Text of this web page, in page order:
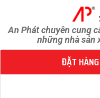
An Phát chuyên cung
những nhà sản
ĐẶT